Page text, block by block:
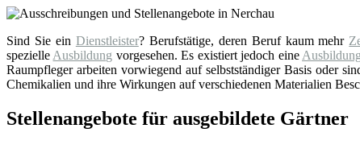
Sind Sie ein Dienstleister? Berufstätige, deren Beruf kaum mehr
spezielle Ausbildung vorgesehen. Es existiert jedoch eine Ausbildung
Raumpfleger arbeiten vorwiegend auf selbstständiger Basis oder
Chemikalien und ihre Wirkungen auf verschiedenen Materialien
Stellenangebote für ausgebildete Gärtner